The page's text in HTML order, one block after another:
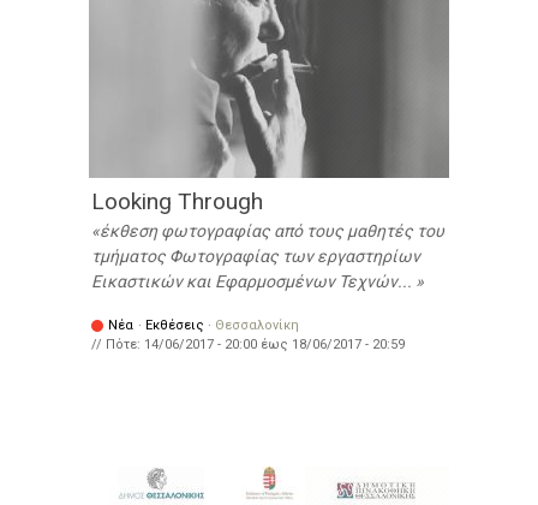
Looking Through
έκθεση φωτογραφίας από τους μαθητές του
τμήματος Φωτογραφίας των εργαστηρίων
Εικαστικών και Εφαρμοσμένων Τεχνών...
Νέα · Εκθέσεις · Θεσσαλονίκη
// Πότε: 14/06/2017 - 20:00 έως 18/06/2017 - 20:59